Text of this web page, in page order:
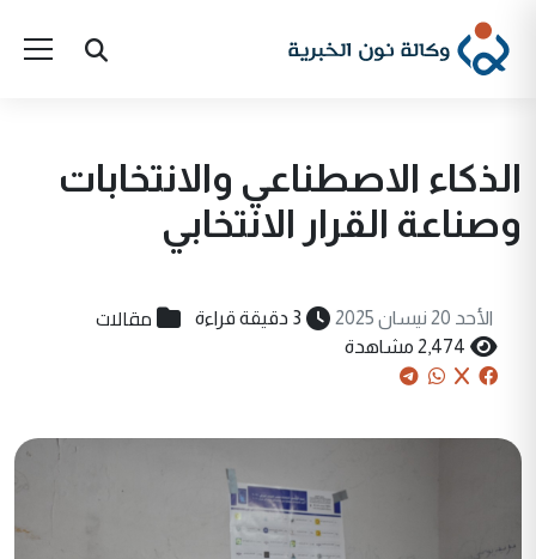
الذكاء الاصطناعي والانتخابات
وصناعة القرار الانتخابي
الأحد 20 نيسان 2025 3 دقيقة قراءة مقالات
2,474 مشاهدة